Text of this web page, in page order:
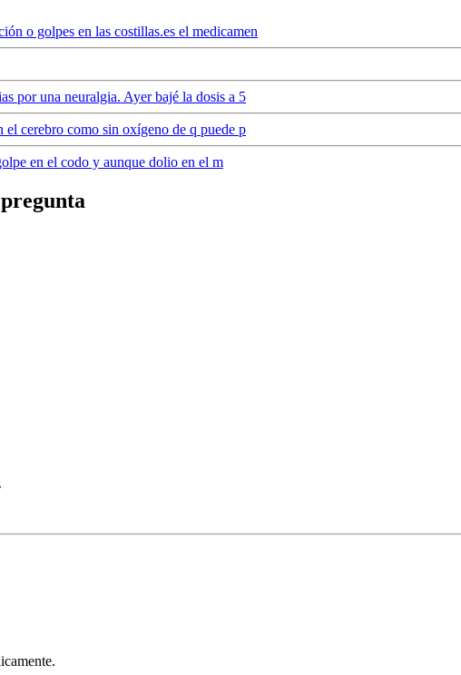
o golpes en las costillas.es el medicamen
por una neuralgia. Ayer bajé la dosis a 5
el cerebro como sin oxígeno de q puede p
en el codo y aunque dolio en el m